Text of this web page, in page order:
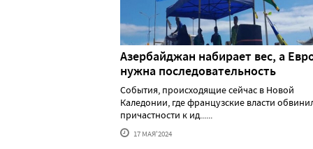
Азербайджан набирает вес, а
нужна последовательность
События, происходящие сейчас в Новой
Каледонии, где французские власти
причастности к ид......
17 МАЯ'2024